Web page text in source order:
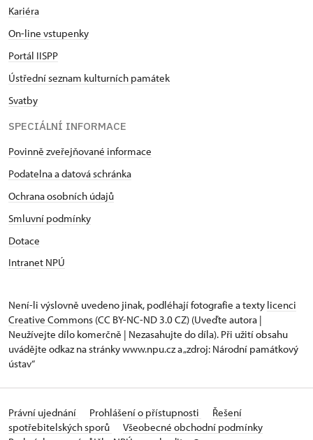
Kariéra
On-line vstupenky
Portál IISPP
Ústřední seznam kulturních památek
Svatby
SPECIÁLNÍ INFORMACE
Povinně zveřejňované informace
Podatelna a datová schránka
Ochrana osobních údajů
Smluvní podmínky
Dotace
Intranet NPÚ
Není-li výslovně uvedeno jinak, podléhají fotografie a texty licenci
Creative Commons (CC BY-NC-ND 3.0 CZ) (Uveďte autora |
Neužívejte dílo komerčně | Nezasahujte do díla). Při užití obsahu
uvádějte odkaz na stránky www.npu.cz a „zdroj: Národní památkový
ústav“
Právní ujednání Prohlášení o přístupnosti
Řešení
spotřebitelských sporů
Všeobecné obchodní podmínky